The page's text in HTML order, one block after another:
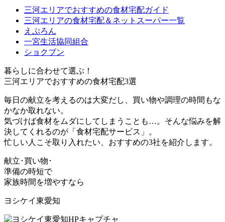
三河エリアでおすすめの食材宅配ガイド
三河エリアの食材宅配＆ネットスーパー一覧
えぷろん
一宮生活協同組合
ショクブン
暮らしに合わせて選ぶ！
三河エリアでおすすめの食材宅配3選
毎日の献立を考えるのは大変だし、買い物や調理の時間もな
かなか取れない。
気づけば食材をムダにしてしまうことも…。 そんな悩みを解
決してくれるのが「食材宅配サービス」
。
忙しい人こそ取り入れたい、おすすめの3社を紹介します。
献立･買い物･
準備の時短で
家族時間を増やすなら
ヨシケイ東愛知